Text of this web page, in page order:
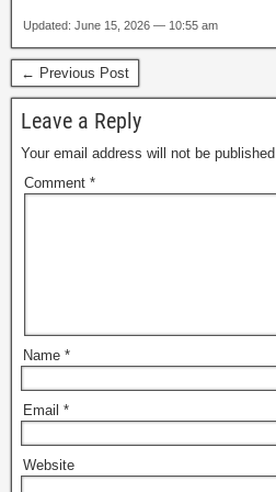
Updated: June 15, 2026 — 10:55 am
← Previous Post
Leave a Reply
Your email address will not be published.
Comment *
Name *
Email *
Website